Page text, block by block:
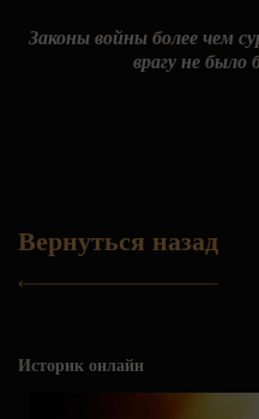
Законы войны более чем
врагу не
Вернуться назад
Историк онлайн